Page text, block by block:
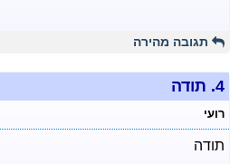
תגובה מהירה
4. תודה
רועי
תודה